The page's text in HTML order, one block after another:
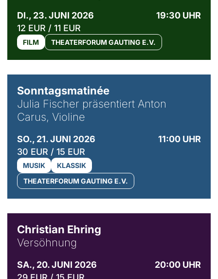
DI., 23. JUNI 2026
19:30 UHR
12 EUR / 11 EUR
FILM THEATERFORUM GAUTING E.V.
Sonntagsmatinée
Julia Fischer präsentiert Anton
Carus, Violine
SO., 21. JUNI 2026
11:00 UHR
30 EUR / 15 EUR
MUSIK
KLASSIK
THEATERFORUM GAUTING E.V.
Christian Ehring
Versöhnung
SA., 20. JUNI 2026
20:00 UHR